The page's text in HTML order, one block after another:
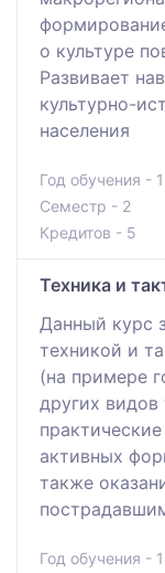
о культуре
Развивает
культурно-
населения
Год обучения - 1
Семестр - 2
Кредитов - 5
Техника и
Данный курс
техникой и
(на примере
других видов
активных
также
Год обучения - 1